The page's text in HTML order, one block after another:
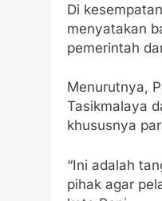
Di
menyatakan
pemerintah
Menurutnya,
Tasikmalaya
khususnya
“Ini adalah
pihak agar